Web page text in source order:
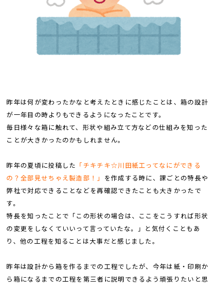
昨年は何が変わったかなと考えたときに感じたことは、箱の設計
が一年目の時よりもできるようになったことです。
毎日様々な箱に触れて、形状や組み立て方などの仕組みを知った
ことが大きかったのかもしれません。
昨年の夏頃に投稿した 「チキチキ☆川田紙工ってなにができる
の？全部見せちゃえ製造部！」 を作成する時に、課ごとの特長や
弊社で対応できることなどを再確認できたことも大きかったで
す。
特長を知ったことで「この形状の場合は、ここをこうすれば形状
の変更をしなくていいって言っていたな。」と気付くこともあ
り、他の工程を知ることは大事だと感じました。
昨年は設計から箱を作るまでの工程でしたが、今年は紙・印刷か
ら箱になるまでの工程を第三者に説明できるよう頑張りたいと思